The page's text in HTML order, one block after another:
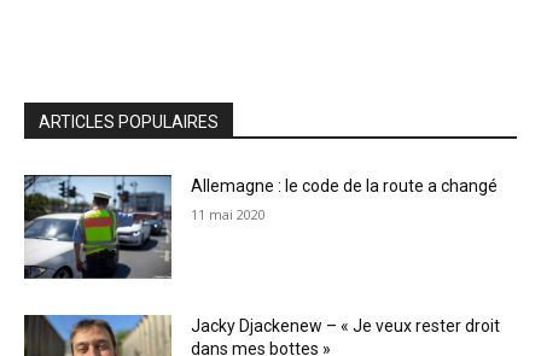
ARTICLES POPULAIRES
Allemagne : le code de la route a changé
11 mai 2020
Jacky Djackenew – « Je veux rester droit
dans mes bottes »